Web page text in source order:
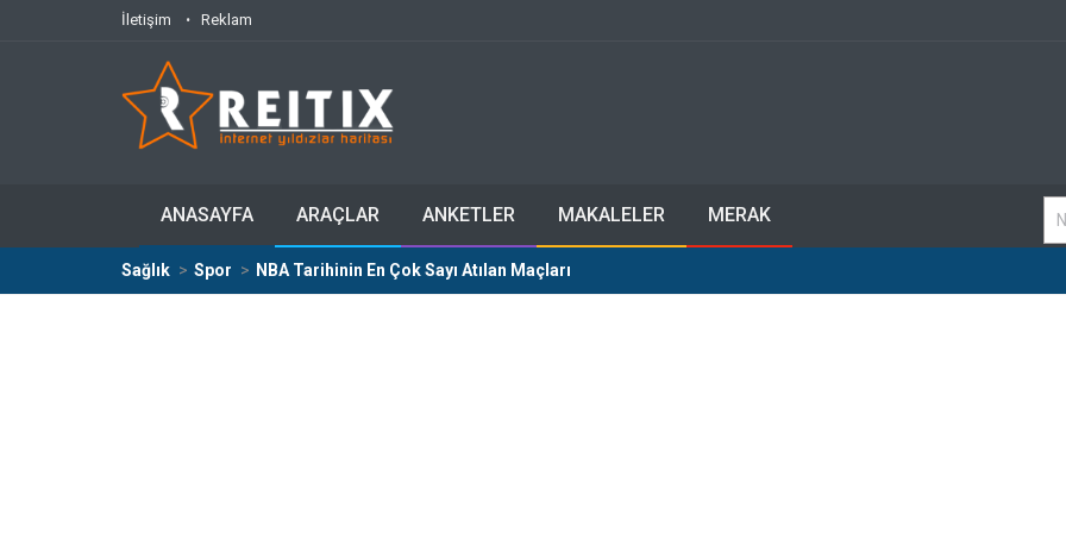
İletişim Reklam
ANASAYFA ARAÇLAR ANKETLER MAKALELER MERAK
Sağlık Spor NBA Tarihinin En Çok Sayı Atılan Maçları